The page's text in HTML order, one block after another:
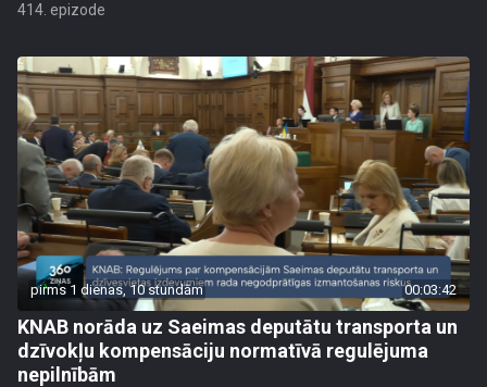
414. epizode
pirms 1 dienas, 10 stundām 00:03:42
KNAB norāda uz Saeimas deputātu transporta un
dzīvokļu kompensāciju normatīvā regulējuma
nepilnībām